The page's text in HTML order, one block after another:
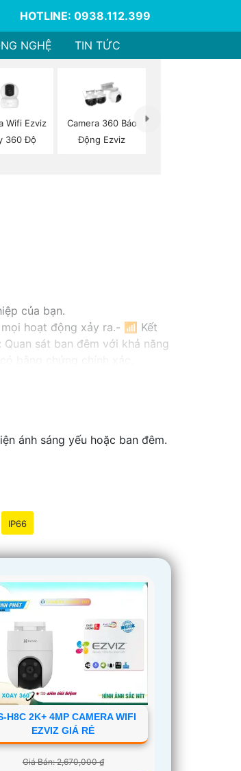
HOTLINE: 0938.112.399
NGHỆ TIN TỨC
Wifi Ezviz
360 Độ
Camera 360 Báo
Động Ezviz
của bạn.
hoạt động xảy ra.- 📶 Kết
sát ban đêm với khả năng
ánh sáng yếu hoặc ban đêm.
IP66
H8C 2K+ 4MP CAMERA WIFI
EZVIZ GIÁ RẺ
Giá Bán: 2,670,000 ₫